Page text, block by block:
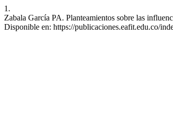
1.
Zabala García PA. Planteamientos sobre las
Disponible en: https://publicaciones.eafit.edu.co/